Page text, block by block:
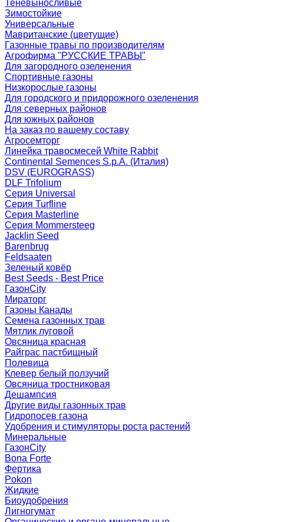
Теневыносливые
Зимостойкие
Универсальные
Мавританские (цветущие)
Газонные травы по производителям
Агрофирма "РУССКИЕ ТРАВЫ"
Для загородного озеленения
Спортивные газоны
Низкорослые газоны
Для городского и придорожного озеленения
Для северных районов
Для южных районов
На заказ по вашему составу
Агросемторг
Линейка травосмесей White Rabbit
Continental Semences S.p.A. (Италия)
DSV (EUROGRASS)
DLF Trifolium
Серия Universal
Серия Turfline
Серия Masterline
Серия Mommersteeg
Jacklin Seed
Barenbrug
Feldsaaten
Зеленый ковёр
Best Seeds - Best Price
ГазонCity
Мираторг
Газоны Канады
Семена газонных трав
Мятлик луговой
Овсяница красная
Райграс пастбищный
Полевица
Клевер белый ползучий
Овсяница тростниковая
Дешампсия
Другие виды газонных трав
Гидропосев газона
Удобрения и стимуляторы роста растений
Минеральные
ГазонCity
Bona Forte
Фертика
Pokon
Жидкие
Биоудобрения
Лигногумат